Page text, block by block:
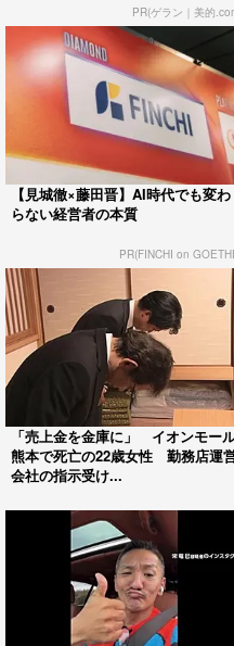
PR(ゲラン｜美的
【見城徹×藤田晋】AI時代でも変わ
らない経営者の本質
PR(FINCHI on
「売上金を金庫に」 イオンモー
熊本で死亡の22歳女性 勤務店運
会社の指示受け...